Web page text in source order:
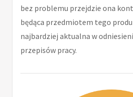
bez problemu przejdzie ona
będąca przedmiotem tego
najbardziej aktualna w
przepisów pracy.